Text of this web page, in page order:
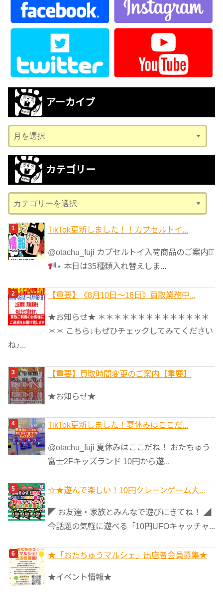
アーカイブ
ー
カ
ブ
カテゴリー
テ
ゴ
リ
ー
TikTok更新しました！！カプセルトイ...
@otachu_fuji カプセルトイ入荷商品のご案内⋆͛
⋆ 本日は35種類入れ替えしま...
【重要】《8月10日～16日》買取業務中...
★お知らせ★ ＊＊＊＊＊＊＊＊＊＊＊＊＊＊
＊＊ こちら↓もぜひチェックしてみてください
ね♪...
【重要】買取時間変更のご案内【重要】
★お知らせ★
TikTok更新しました！夏休みはここだ...
@otachu_fuji 夏休みはここだね！ おたちゅう
富士2Fキッズランド 10円から遊...
☆★遊んで楽しい！10円クレーンゲーム大...
◤ お友達・家族とみんなで遊びにきてね！ ◢
今話題の気軽に遊べる「10円UFOキャッチャ...
★「おたちゅうマルシェ」出店者会員募集★
★イベント情報★